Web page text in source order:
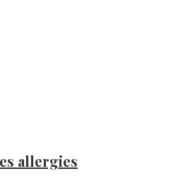
allergies